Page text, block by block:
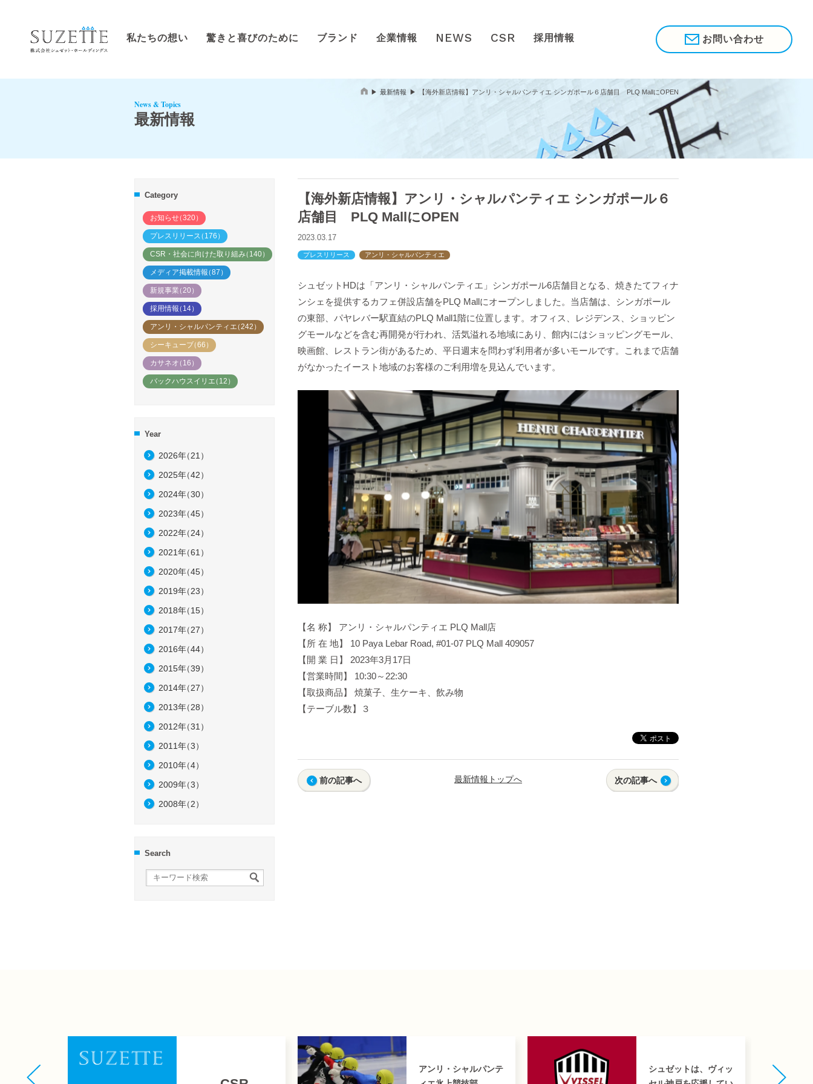
私たちの想い 驚きと喜びのために ブランド 企業情報 NEWS CSR 採用情報 お問い合わせ
最新情報 【海外新店情報】アンリ・シャルパンティエ シンガポール６店舗目 PLQ MallにOPEN
News & Topics
最新情報
Category
お知らせ（320）
プレスリリース（176）
CSR・社会に向けた取り組み（140）
メディア掲載情報（87）
新規事業（20）
採用情報（14）
アンリ・シャルパンティエ（242）
シーキューブ（66）
カサネオ（16）
バックハウスイリエ（12）
Year
2026年（21）
2025年（42）
2024年（30）
2023年（45）
2022年（24）
2021年（61）
2020年（45）
2019年（23）
2018年（15）
2017年（27）
2016年（44）
2015年（39）
2014年（27）
2013年（28）
2012年（31）
2011年（3）
2010年（4）
2009年（3）
2008年（2）
Search
【海外新店情報】アンリ・シャルパンティエ シンガポール６
店舗目 PLQ MallにOPEN
2023.03.17
プレスリリース アンリ・シャルパンティエ
シュゼットHDは「アンリ・シャルパンティエ」シンガポール6店舗目となる、焼きたてフィナ
ンシェを提供するカフェ併設店舗をPLQ Mallにオープンしました。当店舗は、シンガポール
の東部、パヤレバー駅直結のPLQ Mall1階に位置します。オフィス、レジデンス、ショッピン
グモールなどを含む再開発が行われ、活気溢れる地域にあり、館内にはショッピングモール、
映画館、レストラン街があるため、平日週末を問わず利用者が多いモールです。これまで店舗
がなかったイースト地域のお客様のご利用増を見込んでいます。
【名 称】 アンリ・シャルパンティエ PLQ Mall店
【所 在 地】 10 Paya Lebar Road, #01-07 PLQ Mall 409057
【開 業 日】 2023年3月17日
【営業時間】 10:30～22:30
【取扱商品】 焼菓子、生ケーキ、飲み物
【テーブル数】３
前の記事へ 最新情報トップへ 次の記事へ
アンリ・シャルパンテ
シュゼットは、ヴィッ